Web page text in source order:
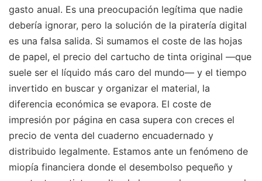
gasto anual. Es una preocupación legítima que nadie
debería ignorar, pero la solución de la piratería digital
es una falsa salida. Si sumamos el coste de las hojas
de papel, el precio del cartucho de tinta original —que
suele ser el líquido más caro del mundo— y el tiempo
invertido en buscar y organizar el material, la
diferencia económica se evapora. El coste de
impresión por página en casa supera con creces el
precio de venta del cuaderno encuadernado y
distribuido legalmente. Estamos ante un fenómeno de
miopía financiera donde el desembolso pequeño y